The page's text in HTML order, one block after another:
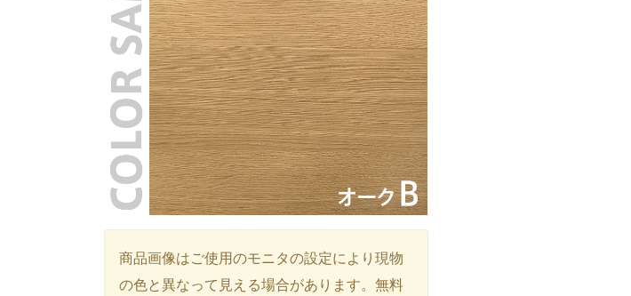
商品画像はご使用のモニタの設定により現物
の色と異なって見える場合があります。無料